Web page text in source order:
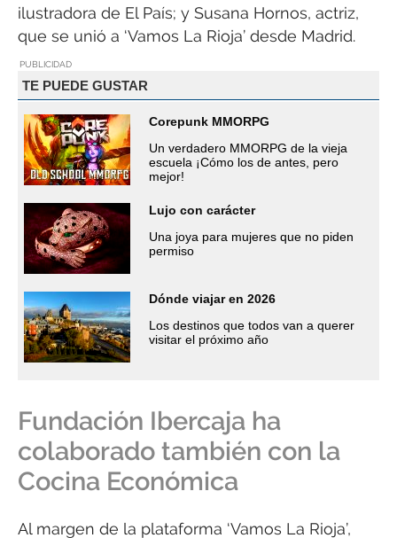
ilustradora de El País; y Susana Hornos, actriz,
que se unió a ‘Vamos La Rioja’ desde Madrid.
PUBLICIDAD
TE PUEDE GUSTAR
Corepunk MMORPG
Un verdadero MMORPG de la vieja
escuela ¡Cómo los de antes, pero
mejor!
Lujo con carácter
Una joya para mujeres que no piden
permiso
Dónde viajar en 2026
Los destinos que todos van a querer
visitar el próximo año
Fundación Ibercaja ha
colaborado también con la
Cocina Económica
Al margen de la plataforma ‘Vamos La Rioja’,